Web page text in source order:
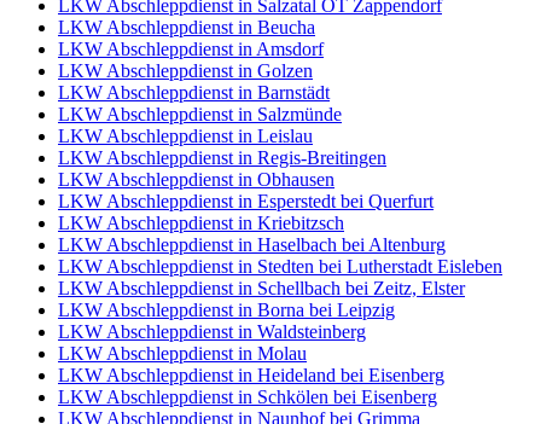
LKW Abschleppdienst in Salzatal OT Zappendorf
LKW Abschleppdienst in Beucha
LKW Abschleppdienst in Amsdorf
LKW Abschleppdienst in Golzen
LKW Abschleppdienst in Barnstädt
LKW Abschleppdienst in Salzmünde
LKW Abschleppdienst in Leislau
LKW Abschleppdienst in Regis-Breitingen
LKW Abschleppdienst in Obhausen
LKW Abschleppdienst in Esperstedt bei Querfurt
LKW Abschleppdienst in Kriebitzsch
LKW Abschleppdienst in Haselbach bei Altenburg
LKW Abschleppdienst in Stedten bei Lutherstadt Eisleben
LKW Abschleppdienst in Schellbach bei Zeitz, Elster
LKW Abschleppdienst in Borna bei Leipzig
LKW Abschleppdienst in Waldsteinberg
LKW Abschleppdienst in Molau
LKW Abschleppdienst in Heideland bei Eisenberg
LKW Abschleppdienst in Schkölen bei Eisenberg
LKW Abschleppdienst in Naunhof bei Grimma